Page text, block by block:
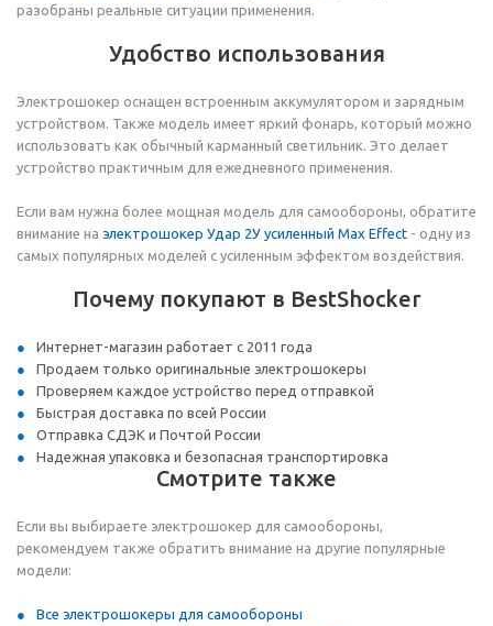
разобраны реальные ситуации применения.
Удобство использования
Электрошокер оснащен встроенным аккумулятором и зарядным
устройством. Также модель имеет яркий фонарь, который можно
использовать как обычный карманный светильник. Это делает
устройство практичным для ежедневного применения.
Если вам нужна более мощная модель для самообороны, обратите
внимание на электрошокер Удар 2У усиленный Max Effect - одну из
самых популярных моделей с усиленным эффектом воздействия.
Почему покупают в BestShocker
Интернет-магазин работает с 2011 года
Продаем только оригинальные электрошокеры
Проверяем каждое устройство перед отправкой
Быстрая доставка по всей России
Отправка СДЭК и Почтой России
Надежная упаковка и безопасная транспортировка
Смотрите также
Если вы выбираете электрошокер для самообороны,
рекомендуем также обратить внимание на другие популярные
модели:
Все электрошокеры для самообороны